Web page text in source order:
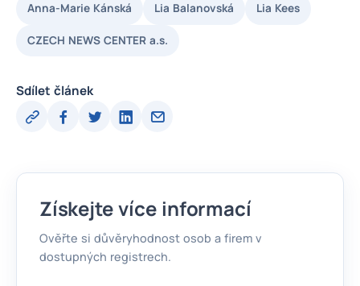
Anna-Marie Kánská Lia Balanovská Lia Kees
CZECH NEWS CENTER a.s.
Sdílet článek
Získejte více informací
Ověřte si důvěryhodnost osob a firem v
dostupných registrech.